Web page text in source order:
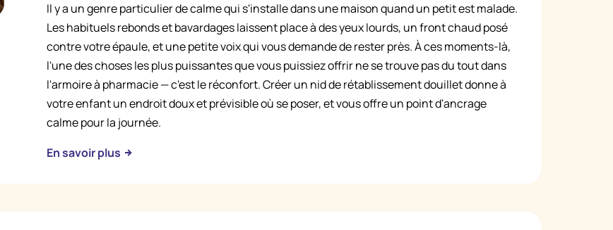
Il y a un genre particulier de calme qui s'installe dans une maison quand un petit est malade.
Les habituels rebonds et bavardages laissent place à des yeux lourds, un front chaud posé
contre votre épaule, et une petite voix qui vous demande de rester près. À ces moments-là,
l'une des choses les plus puissantes que vous puissiez offrir ne se trouve pas du tout dans
l'armoire à pharmacie — c'est le réconfort. Créer un nid de rétablissement douillet donne à
votre enfant un endroit doux et prévisible où se poser, et vous offre un point d'ancrage
calme pour la journée.
En savoir plus